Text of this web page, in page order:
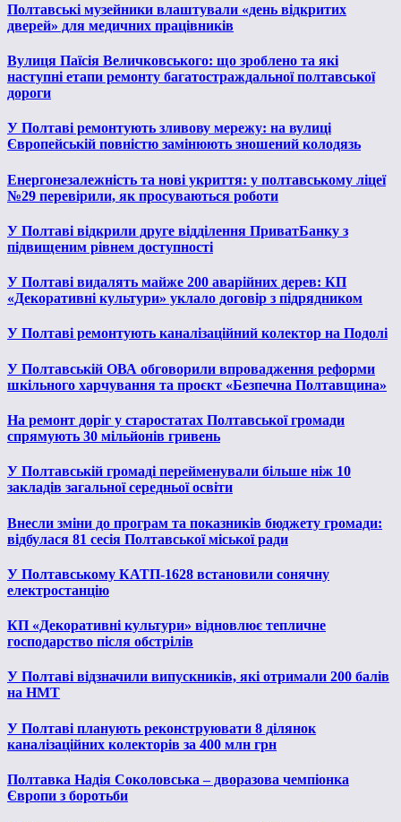
Полтавські музейники влаштували «день відкритих
дверей» для медичних працівників
Вулиця Паїсія Величковського: що зроблено та які
наступні етапи ремонту багатостраждальної полтавської
дороги
У Полтаві ремонтують зливову мережу: на вулиці
Європейській повністю замінюють зношений колодязь
Енергонезалежність та нові укриття: у полтавському ліцеї
№29 перевірили, як просуваються роботи
У Полтаві відкрили друге відділення ПриватБанку з
підвищеним рівнем доступності
У Полтаві видалять майже 200 аварійних дерев: КП
«Декоративні культури» уклало договір з підрядником
У Полтаві ремонтують каналізаційний колектор на Подолі
У Полтавській ОВА обговорили впровадження реформи
шкільного харчування та проєкт «Безпечна Полтавщина»
На ремонт доріг у старостатах Полтавської громади
спрямують 30 мільйонів гривень
У Полтавській громаді перейменували більше ніж 10
закладів загальної середньої освіти
Внесли зміни до програм та показників бюджету громади:
відбулася 81 сесія Полтавської міської ради
У Полтавському КАТП-1628 встановили сонячну
електростанцію
КП «Декоративні культури» відновлює тепличне
господарство після обстрілів
У Полтаві відзначили випускників, які отримали 200 балів
на НМТ
У Полтаві планують реконструювати 8 ділянок
каналізаційних колекторів за 400 млн грн
Полтавка Надія Соколовська – дворазова чемпіонка
Європи з боротьби